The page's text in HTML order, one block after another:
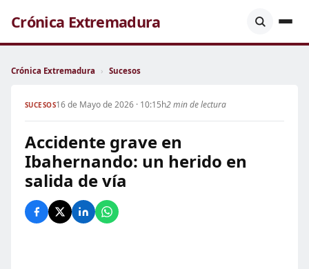
Crónica Extremadura
Crónica Extremadura › Sucesos
SUCESOS16 de Mayo de 2026 · 10:15h2 min de lectura
Accidente grave en
Ibahernando: un herido en
salida de vía